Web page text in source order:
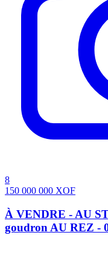
8
150 000 000 XOF
À VENDRE - AU
goudron AU REZ -